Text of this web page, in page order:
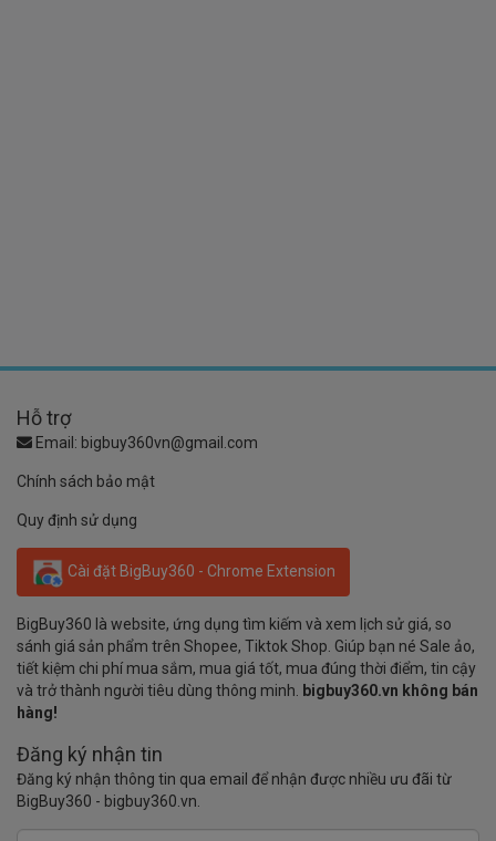
Hỗ trợ
Email: bigbuy360vn@gmail.com
Chính sách bảo mật
Quy định sử dụng
Cài đặt BigBuy360 - Chrome Extension
BigBuy360 là website, ứng dụng tìm kiếm và xem lịch sử giá, so
sánh giá sản phẩm trên Shopee, Tiktok Shop. Giúp bạn né Sale ảo,
tiết kiệm chi phí mua sắm, mua giá tốt, mua đúng thời điểm, tin cậy
và trở thành người tiêu dùng thông minh.
bigbuy360.vn không bán
hàng!
Đăng ký nhận tin
Đăng ký nhận thông tin qua email để nhận được nhiều ưu đãi từ
BigBuy360 - bigbuy360.vn.